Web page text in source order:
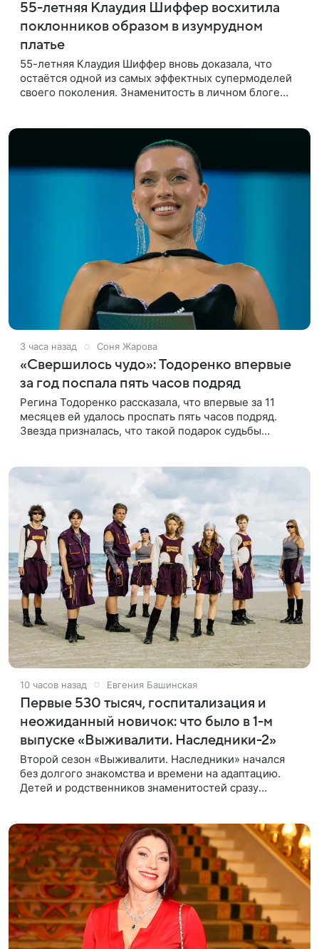
55-летняя Клаудия Шиффер восхитила
поклонников образом в изумрудном
платье
55-летняя Клаудия Шиффер вновь доказала, что
остаётся одной из самых эффектных супермоделей
своего поколения. Знаменитость в личном блоге
3 часа назад Соня Жарова
«Свершилось чудо»: Тодоренко впервые
за год поспала пять часов подряд
Регина Тодоренко рассказала, что впервые за 11
месяцев ей удалось проспать пять часов подряд.
Звезда призналась, что такой подарок судьбы
10 часов назад Евгения Башинская
Первые 530 тысяч, госпитализация и
неожиданный новичок: что было в 1-м
выпуске «Выживалити. Наследники-2»
Второй сезон «Выживалити. Наследники» начался
без долгого знакомства и времени на адаптацию.
Детей и родственников знаменитостей сразу